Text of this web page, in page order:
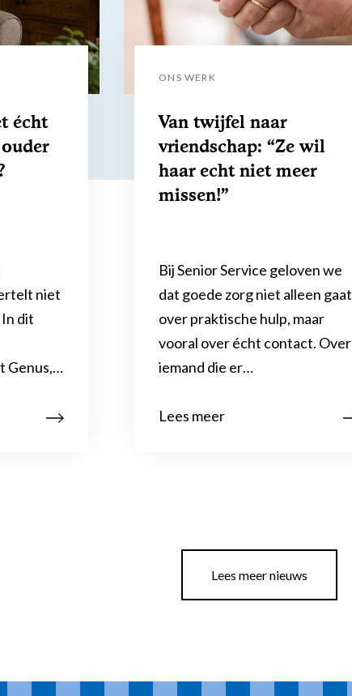
écht
niet
dit
Genus,…
ONS WERK
Van twijfel naar
vriendschap: “Ze wil
haar echt niet meer
missen!”
Bij Senior Service geloven we
dat goede zorg niet alleen gaat
over praktische hulp, maar
vooral over écht contact. Over
iemand die er…
Lees meer
Lees meer nieuws